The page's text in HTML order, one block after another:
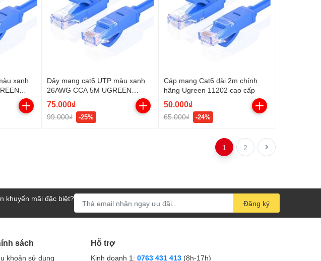
xanh
Dây mạng cat6 UTP màu xanh
26AWG CCA 5M UGREEN
11204
75.000₫
99.000₫ -25%
Cáp mạng Cat6 dài 2m chính
hãng Ugreen 11202 cao cấp
50.000₫
65.000₫ -24%
1 2
khuyến mãi đặc biệt?
Đăng ký
sách
khoản sử dụng
Hỗ trợ
Kinh doanh 1: 0763 431 413 (8h-17h)